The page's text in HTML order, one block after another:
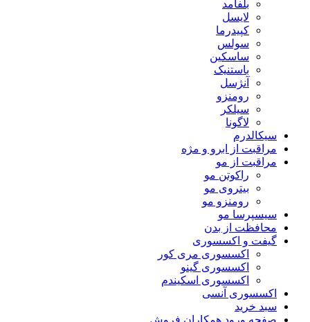
بلفامد
لایسل
کپیدرما
سولس
ساسکین
باستنیک
آنژسل
رومنزو
سیلکر
لاگونا
سیکالدرم
مراقبت از ابرو و مژه
مراقبت از مو
راکوتن مو
بیتروی مو
رومنزو مو
سیسپرسا مو
محافظت از بدن
گیفت و اکسسوری
اکسسوری مری کور
اکسسوری گینو
اکسسوری اسکیندم
اکسسوری آنسی
سبد خرید